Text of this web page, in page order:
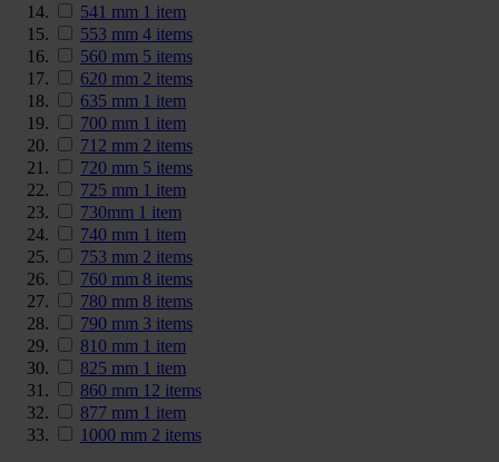
541 mm 1 item
553 mm 4 items
560 mm 5 items
620 mm 2 items
635 mm 1 item
700 mm 1 item
712 mm 2 items
720 mm 5 items
725 mm 1 item
730mm 1 item
740 mm 1 item
753 mm 2 items
760 mm 8 items
780 mm 8 items
790 mm 3 items
810 mm 1 item
825 mm 1 item
860 mm 12 items
877 mm 1 item
1000 mm 2 items